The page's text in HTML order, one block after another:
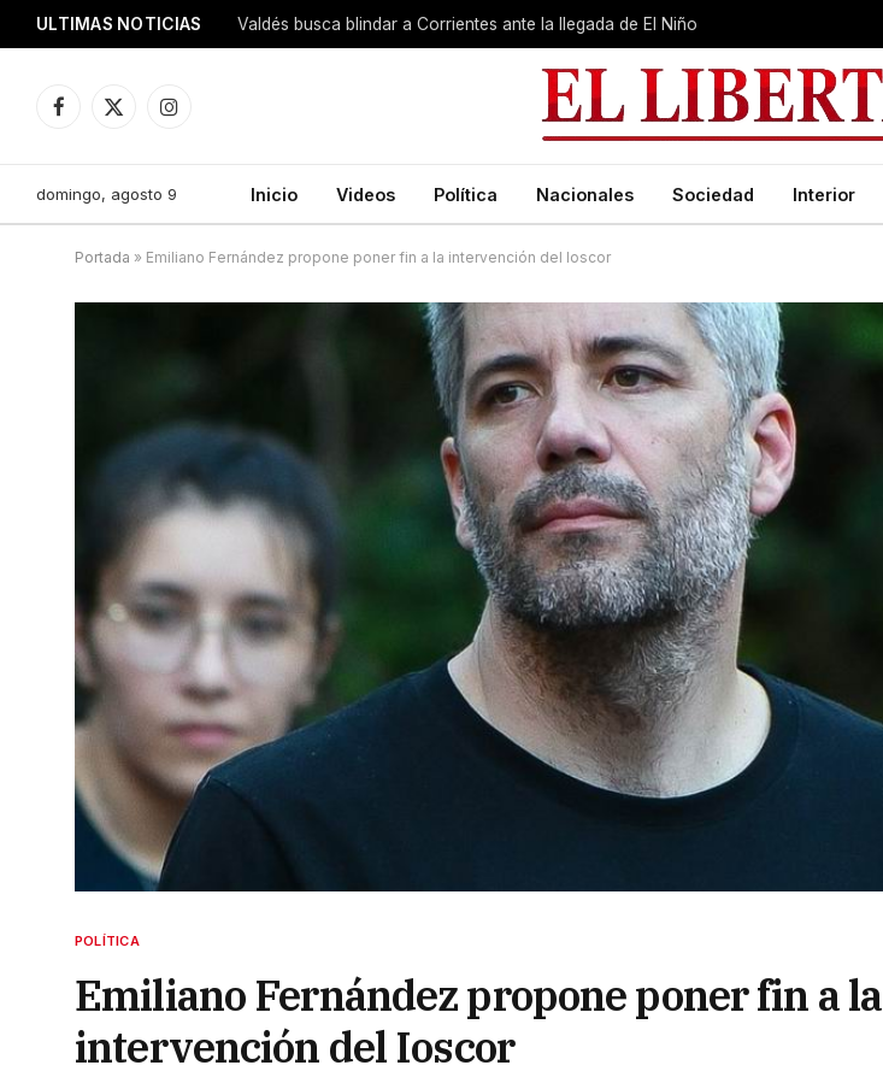
ULTIMAS NOTICIAS Valdés busca blindar a Corrientes ante la llegada de El Niño
Facebook
X
Instagram
domingo, agosto 9 Inicio Videos Política Nacionales Sociedad Interior
Portada » Emiliano Fernández propone poner fin a la intervención del Ioscor
POLÍTICA
Emiliano Fernández propone poner fin a la
intervención del Ioscor